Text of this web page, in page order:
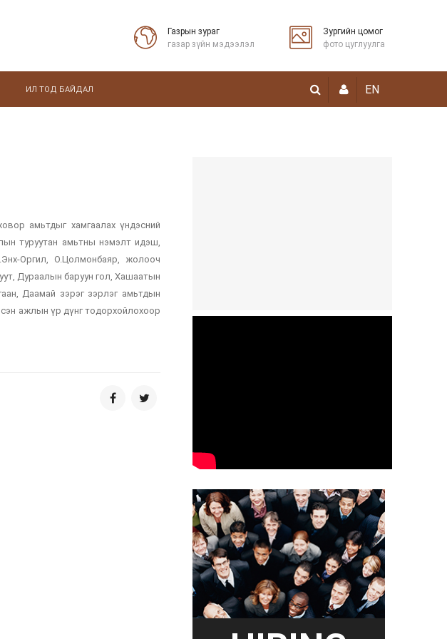
Газрын зураг
газар зүйн мэдээлэл
Зургийн цомог
фото цуглуулга
ИЛ ТОД БАЙДАЛ EN
амьтдыг хамгаалах үндэсний
туруутан амьтны нэмэлт идэш,
Оргил, О.Цолмонбаяр, жолооч
Дураалын баруун гол, Хашаатын
Даамай зэрэг зэрлэг амьтдын
ажлын үр дүнг тодорхойлохоор